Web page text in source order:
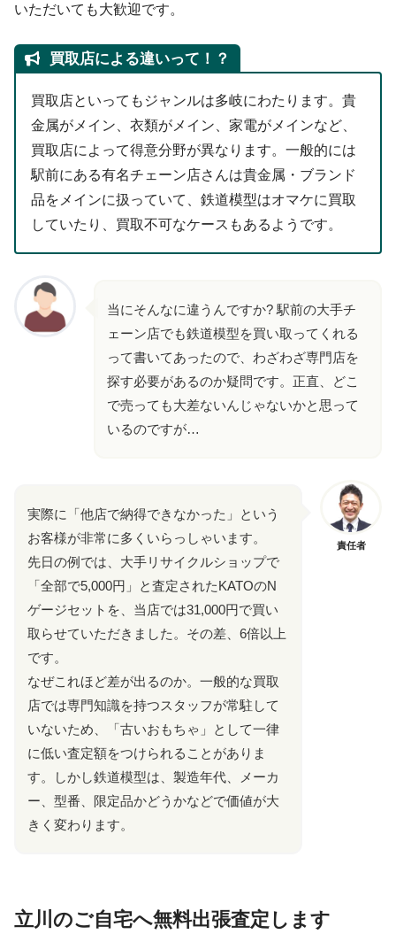
いただいても大歓迎です。
買取店による違いって！？
買取店といってもジャンルは多岐にわたります。貴
金属がメイン、衣類がメイン、家電がメインなど、
買取店によって得意分野が異なります。一般的には
駅前にある有名チェーン店さんは貴金属・ブランド
品をメインに扱っていて、鉄道模型はオマケに買取
していたり、買取不可なケースもあるようです。
当にそんなに違うんですか? 駅前の大手チ
ェーン店でも鉄道模型を買い取ってくれる
って書いてあったので、わざわざ専門店を
探す必要があるのか疑問です。正直、どこ
で売っても大差ないんじゃないかと思って
いるのですが…
責任者
実際に「他店で納得できなかった」という
お客様が非常に多くいらっしゃいます。
先日の例では、大手リサイクルショップで
「全部で5,000円」と査定されたKATOのN
ゲージセットを、当店では31,000円で買い
取らせていただきました。その差、6倍以上
です。
なぜこれほど差が出るのか。一般的な買取
店では専門知識を持つスタッフが常駐して
いないため、「古いおもちゃ」として一律
に低い査定額をつけられることがありま
す。しかし鉄道模型は、製造年代、メーカ
ー、型番、限定品かどうかなどで価値が大
きく変わります。
立川のご自宅へ無料出張査定します